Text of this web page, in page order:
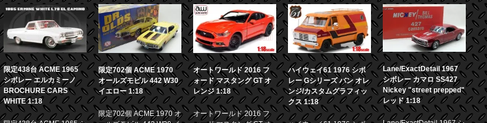
限定438台 ACME 1965
シボレー エルカミーノ
BROCHURE CARS
WHITE 1:18
限定702個 ACME 1970
オールズモビル 442 W30
イエロー 1:18
限定702個 ACME 1970 オ
オートワールド 2016 フ
ォード マスタング GT オ
レンジ 1:18
オートワールド 2016 フ
ハイウェイ61 1976 シボ
レー Gシリーズ バン オレ
ンジ/カスタムグラフィッ
クス 1:18
Lane/ExactDetail 1967
シボレー カマロ SS427
Nickey "street prepped"
レッド 1:18